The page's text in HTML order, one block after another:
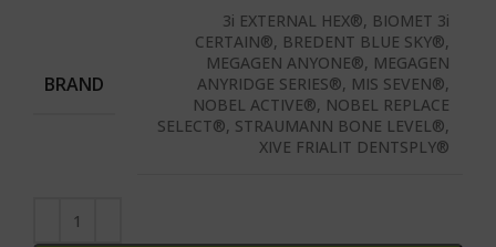
BRAND
3i EXTERNAL HEX®, BIOMET 3i
CERTAIN®, BREDENT BLUE SKY®,
MEGAGEN ANYONE®, MEGAGEN
ANYRIDGE SERIES®, MIS SEVEN®,
NOBEL ACTIVE®, NOBEL REPLACE
SELECT®, STRAUMANN BONE LEVEL®,
XIVE FRIALIT DENTSPLY®